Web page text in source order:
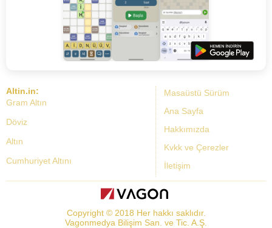
Masaüstü Sürüm
Ana Sayfa
Hakkımızda
Kvkk ve Çerezler
İletişim
Altin.in:
Gram Altın
Döviz
Altın
Cumhuriyet Altını
Dolar Kuru
Copyright © 2018 Her hakkı saklıdır.
Vagonmedya Bilişim San. ve Tic. A.Ş.